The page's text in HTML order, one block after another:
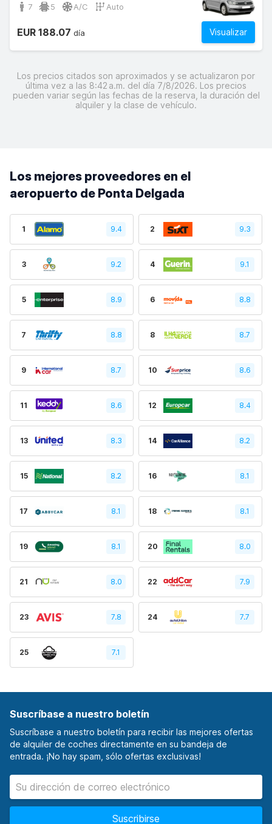
7 5 A/C Auto
Visualizar
EUR 188.07 día
Los precios citados son aproximados y se actualizaron por
última vez a las 8:42 a.m. del día 7/8/2026. Los precios
pueden variar según las fechas de la reserva, la duración del
alquiler y la clase de vehículo.
Los mejores proveedores en el
aeropuerto de Ponta Delgada
1 9.4 2 9.3
3 9.2 4 9.1
5 8.9 6 8.8
7 8.8 8 8.7
9 8.7 10 8.6
11 8.6 12 8.4
13 8.3 14 8.2
15 8.2 16 8.1
17 8.1 18 8.1
19 8.1 20 8.0
21 8.0 22 7.9
23 7.8 24 7.7
25 7.1
Suscríbase a nuestro boletín
Suscríbase a nuestro boletín para recibir las mejores ofertas
de alquiler de coches directamente en su bandeja de
entrada. ¡No hay spam, sólo ofertas exclusivas!
Suscribirse